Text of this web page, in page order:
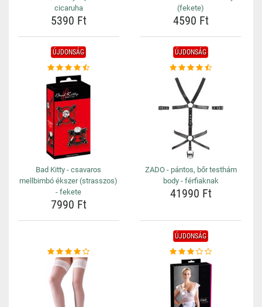
cicaruha
5390 Ft
(fekete)
4590 Ft
ÚJDONSÁG
Bad Kitty - csavaros
mellbimbó ékszer (strasszos)
- fekete
7990 Ft
ÚJDONSÁG
ZADO - pántos, bőr testhám
body - férfiaknak
41990 Ft
ÚJDONSÁG